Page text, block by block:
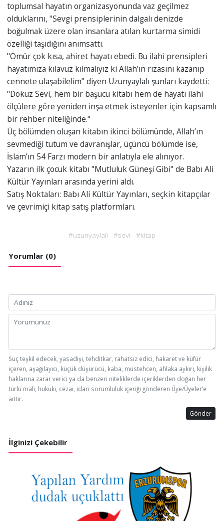
toplumsal hayatın organizasyonunda vaz geçilmez
olduklarını, "Sevgi prensiplerinin dalgalı denizde
boğulmak üzere olan insanlara atılan kurtarma simidi
özelliği taşıdığını anımsattı.
"Ömür çok kısa, ahiret hayatı ebedi. Bu ilahi prensipleri
hayatımıza kılavuz kılmalıyız ki Allah’ın rızasını kazanıp
cennete ulaşabilelim" diyen Uzunyaylalı şunları kaydetti:
"Dokuz Sevi, hem bir başucu kitabı hem de hayatı ilahi
ölçülere göre yeniden inşa etmek isteyenler için kapsamlı
bir rehber niteliğinde."
Üç bölümden oluşan kitabın ikinci bölümünde, Allah’ın
sevmediği tutum ve davranışlar, üçüncü bölümde ise,
İslam’ın 54 Farzı modern bir anlatıyla ele alınıyor.
Yazarın ilk çocuk kitabı "Mutluluk Güneşi Gibi" de Babı Ali
Kültür Yayınları arasında yerini aldı.
Satış Noktaları: Babı Ali Kültür Yayınları, seçkin kitapçılar
ve çevrimiçi kitap satış platformları.
#uzunyaylali #sevi #kitap
Yorumlar (0)
Suç teşkil edecek, yasadışı, tehditkar, rahatsız edici, hakaret ve küfür
içeren, aşağılayıcı, küçük düşürücü, kaba, müstehcen, ahlaka aykırı, kişilik
haklarına zarar verici ya da benzeri niteliklerde içeriklerden doğan her
türlü mali, hukuki, cezai, idari sorumluluk içeriği gönderen Üye/Üyeler’e
aittir.
Gönder
İlginizi Çekebilir